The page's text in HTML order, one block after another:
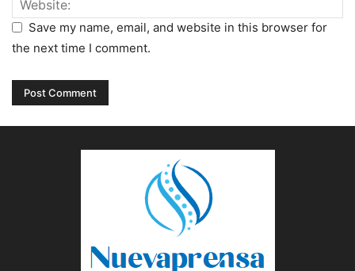
Save my name, email, and website in this browser for
the next time I comment.